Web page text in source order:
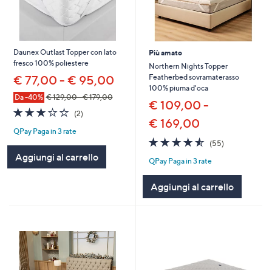
Daunex Outlast Topper con lato
fresco 100% poliestere
€ 77,00 - € 95,00
Da -40% € 129,00 - € 179,00
3.0
of
5
(2)2
QPay Paga in 3 rate
Aggiungi al carrello
Più amato
Northern Nights Topper
Featherbed sovramaterasso
100% piuma d'oca
€ 109,00 -
€ 169,00
4.5
of
5
(55)55
QPay Paga in 3 rate
Aggiungi al carrello